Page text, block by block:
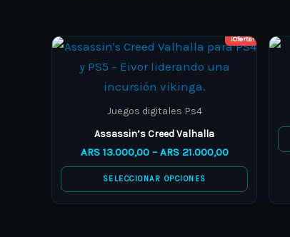
¡Oferta!
Juegos digitales Ps4
Assassin’s Creed Valhalla
ARS13.000,00 – ARS21.000,00
Price
ARS 13.000,00
SELECCIONAR OPCIONES
This
product
has
multiple
The
options
may
be